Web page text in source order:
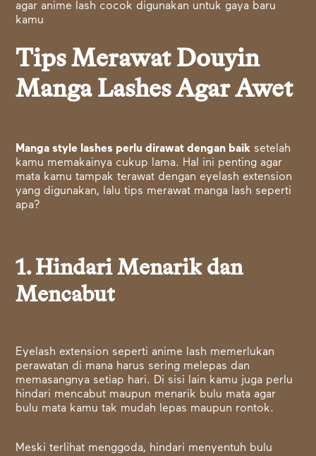
agar anime lash cocok digunakan untuk gaya baru
kamu
Tips Merawat Douyin
Manga Lashes Agar Awet
Manga style lashes perlu dirawat dengan baik setelah
kamu memakainya cukup lama. Hal ini penting agar
mata kamu tampak terawat dengan eyelash extension
yang digunakan, lalu tips merawat manga lash seperti
apa?
1. Hindari Menarik dan
Mencabut
Eyelash extension seperti anime lash memerlukan
perawatan di mana harus sering melepas dan
memasangnya setiap hari. Di sisi lain kamu juga perlu
hindari mencabut maupun menarik bulu mata agar
bulu mata kamu tak mudah lepas maupun rontok.
Meski terlihat menggoda, hindari menyentuh bulu